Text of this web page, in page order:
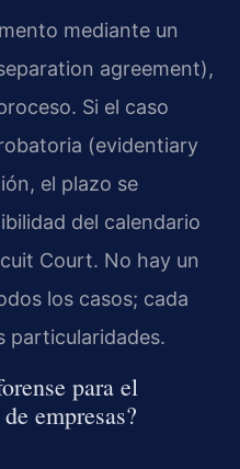
mediante un
agreement),
Si el caso
(evidentiary
el plazo se
del calendario
Court. No hay un
los casos; cada
particularidades.
para el
empresas?